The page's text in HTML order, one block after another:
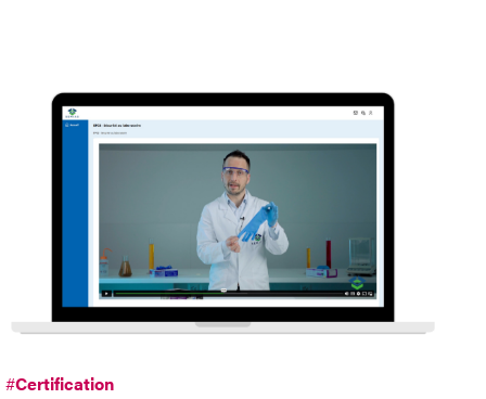
#Certification